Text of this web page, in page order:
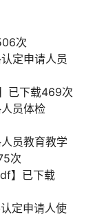
次
定申请人员
已下载469次
员体检
员教育教学
次
】已下载
定申请人使